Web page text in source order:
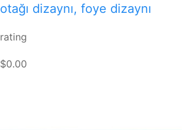
otağı dizaynı, foye dizaynı
rating
$0.00